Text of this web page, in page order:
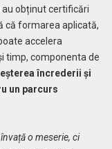
au obținut certificări
că formarea aplicată,
accelera
timp, componenta de
încrederii și
un parcurs
o meserie, ci